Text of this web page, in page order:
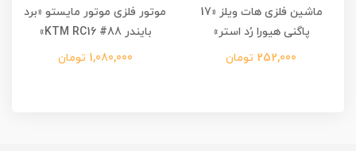
ماشین فلزی هات ویلز «17
پاگنی هیورا رُد استر»
252,000 تومان
موتور فلزی موتور مایستو «برد
بایندر KTM RC16 #88»
1,080,000 تومان